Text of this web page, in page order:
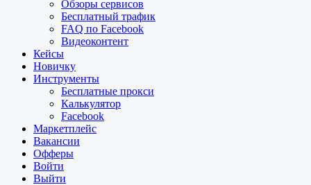
Обзоры сервисов
Бесплатный трафик
FAQ по Facebook
Видеоконтент
Кейсы
Новичку
Инструменты
Бесплатные прокси
Калькулятор
Facebook
Маркетплейс
Вакансии
Офферы
Войти
Выйти